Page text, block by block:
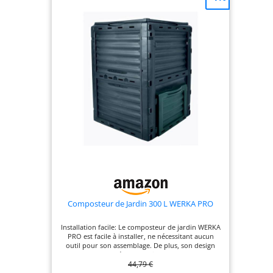
Décomposition aérobie homogène dans tout le
composteur; processus jusqu’à 3 fois plus rapide,
compost mûr facilement récupérable. SYSTÈME
D’ASSEMBLAGE HERMÉTIQUE MÂLE-FEMELLE –
Connexion étanche des panneaux empêchant
toute intrusion d’animaux indésirables. MATÉRIAU
ROBUSTE ET DURABLE – Polyéthylène de 5 mm
d’épaisseur, résistant aux UV et au gel, pour une
longue durée de vie quelles que soient les
conditions climatiques. Couvercle équipé d’un
système anti-vent. CERTIFICATIONS ET TESTS – Le
composteur Supercomp a été testé avec succès
par l’Université technique de Graz et l’Institut
Joanneum Research de Graz sur la compostabilité
des déchets de cuisine, de gazon et d’agrumes.
Composteur de Jardin 300 L WERKA PRO
Installation facile: Le composteur de jardin WERKA
PRO est facile à installer, ne nécessitant aucun
outil pour son assemblage. De plus, son design
permet de le déplacer facilement, pour une
utilisation pratique et sans effort Capacité
44,79 €